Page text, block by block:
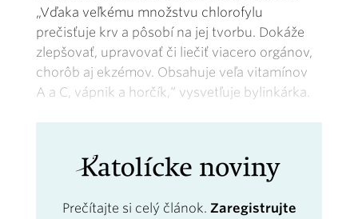
„Vďaka veľkému množstvu chlorofylu
prečisťuje krv a pôsobí na jej tvorbu. Dokáže
zlepšovať, upravovať či liečiť viacero orgánov,
chorôb aj ekzémov. Obsahuje veľa vitamínov
A a C, vápnik a horčík,“ vysvetľuje bylinkárka.
Prečítajte si celý článok. Zaregistrujte